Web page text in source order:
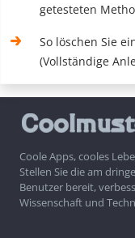
getesteten
So löschen Sie
(Vollständige
Coole Apps, cooles
Stellen Sie die am
Benutzer bereit,
Wissenschaft und